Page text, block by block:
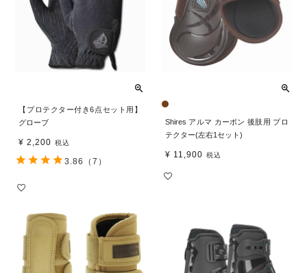
【プロテクター付き6点セット用】
グローブ
¥ 2,200 税込
3.86 （7）
Shires アルマ カーボン 後肢用 プロ
テクター(左右1セット)
¥ 11,900 税込